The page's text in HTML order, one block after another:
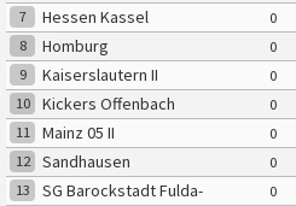
7
Hessen Kassel 0
8
Homburg 0
9
Kaiserslautern II 0
10
Kickers Offenbach 0
11
Mainz 05 II 0
12
Sandhausen 0
13
SG Barockstadt Fulda-
0